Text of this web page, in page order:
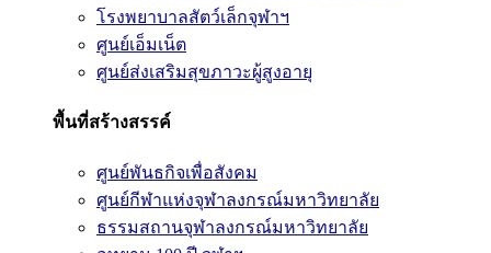
โรงพยาบาลสัตว์เล็กจุฬาฯ
ศูนย์เอ็มเน็ต
ศูนย์ส่งเสริมสุขภาวะผู้สูงอายุ
พื้นที่สร้างสรรค์
ศูนย์พันธกิจเพื่อสังคม
ศูนย์กีฬาแห่งจุฬาลงกรณ์มหาวิทยาลัย
ธรรมสถานจุฬาลงกรณ์มหาวิทยาลัย